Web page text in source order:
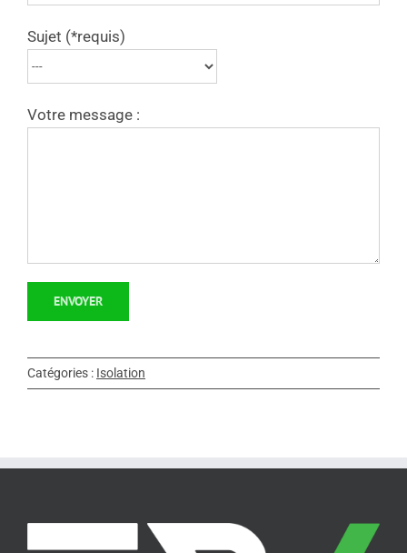
Sujet (*requis)
Votre message :
Catégories : Isolation